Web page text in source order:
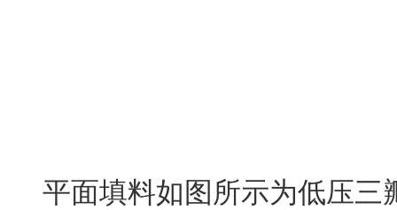
平面填料如图所示为低压三